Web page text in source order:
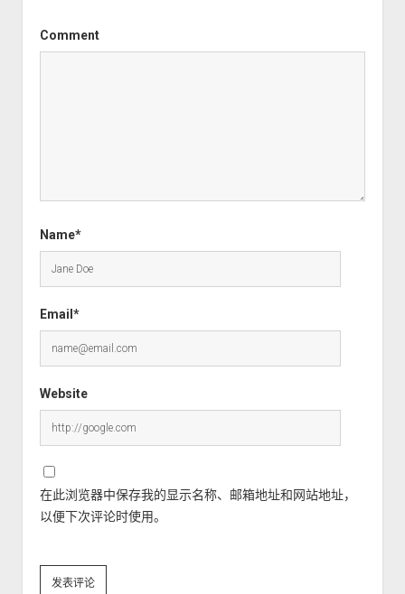
Comment
Name*
Email*
Website
在此浏览器中保存我的显示名称、邮箱地址和网站地址，
以便下次评论时使用。